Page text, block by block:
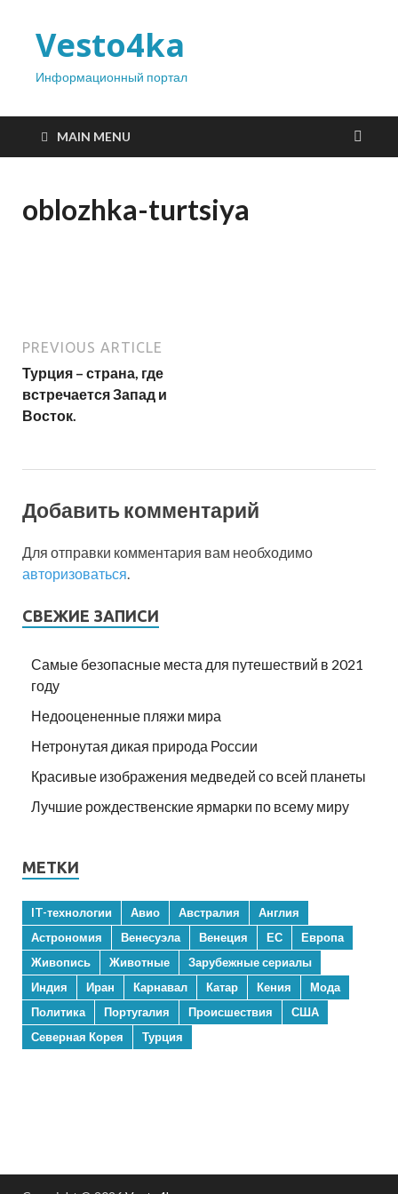
Vesto4ka
Информационный портал
MAIN MENU
oblozhka-turtsiya
PREVIOUS ARTICLE
Турция – страна, где
встречается Запад и
Восток.
Добавить комментарий
Для отправки комментария вам необходимо
авторизоваться
СВЕЖИЕ ЗАПИСИ
Самые безопасные места для путешествий в 2021
году
Недооцененные пляжи мира
Нетронутая дикая природа России
Красивые изображения медведей со всей планеты
Лучшие рождественские ярмарки по всему миру
МЕТКИ
IT-технологии Авио Австралия
Англия
Астрономия
Венесуэла Венеция ЕС
Европа
Живопись
Животные
Зарубежные сериалы
Индия
Иран Карнавал Катар Кения
Мода
Политика
Португалия Происшествия
США
Северная Корея
Турция